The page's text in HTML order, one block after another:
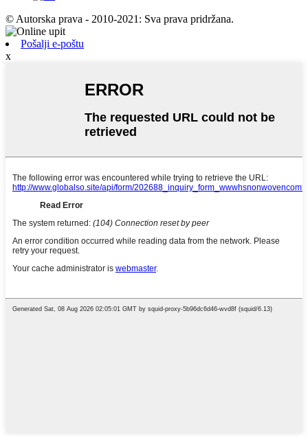
© Autorska prava - 2010-2021: Sva prava pridržana.
Pošalji e-poštu
x